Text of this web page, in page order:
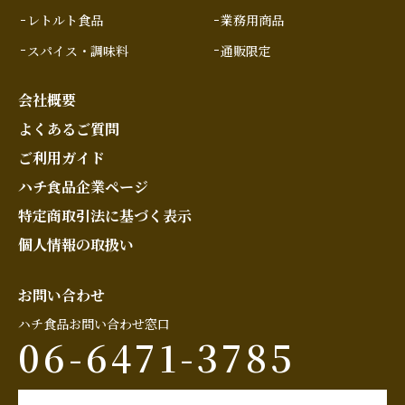
レトルト食品
スパイス・調味料
業務用商品
通販限定
会社概要
よくあるご質問
ご利用ガイド
ハチ食品企業ページ
特定商取引法に基づく表示
個人情報の取扱い
お問い合わせ
ハチ食品お問い合わせ窓口
06-6471-3785